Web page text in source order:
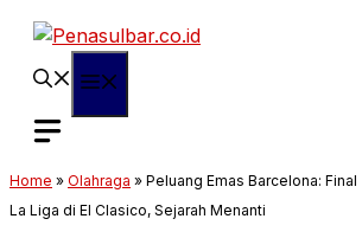
Langsung
Home » Olahraga » Peluang Emas Barcelona: Final
La Liga di El Clasico, Sejarah Menanti